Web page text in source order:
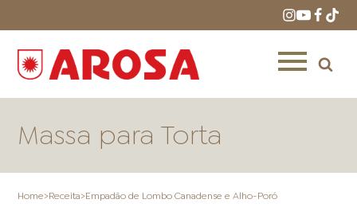
Massa para Torta
Home>Receita>Empadão de Lombo Canadense e Alho-Poró